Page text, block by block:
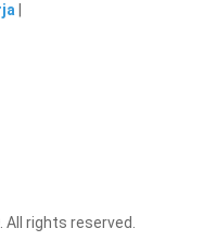
All rights reserved.